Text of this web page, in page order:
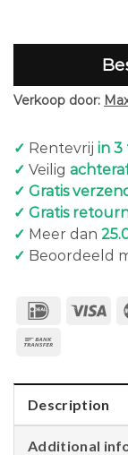
Verkoop door:
✓ Rentevrij in 3
✓ Veilig
✓ Gratis
✓ Gratis
✓ Meer dan
✓ Beoordeeld
Description
Additional